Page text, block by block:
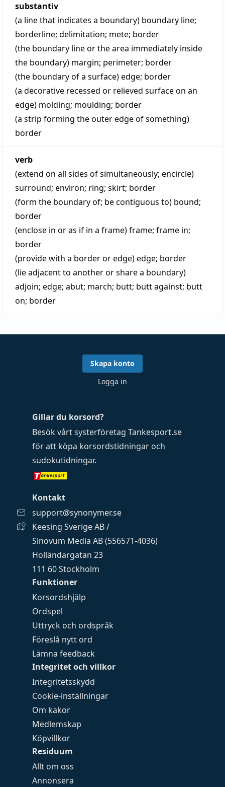
substantiv
(a line that indicates a boundary) boundary line;
borderline; delimitation; mete; border
(the boundary line or the area immediately inside
the boundary) margin; perimeter; border
(the boundary of a surface)edge; border
(a decorative recessed or relieved surface on an
edge) molding; moulding; border
(a strip forming the outer edge of something)
border
verb
(extend on all sides of simultaneously; encircle)
surround; environ; ring; skirt; border
(form the boundary of; be contiguous to) bound;
border
(enclose in or as if in a frame)frame; frame in;
border
(provide with a border or edge)edge; border
(lie adjacent to another or share a boundary)
adjoin; edge; abut; march; butt; butt against; butt
on; border
Funktioner
Korsordshjälp
Ordspel
Uttryck och ordspråk
Föreslå nytt ord
Lämna feedback
Integritet och villkor
Integritetsskydd
Cookie-inställningar
Om kakor
Medlemskap
Köpvillkor
Residuum
Allt om oss
Annonsera
Gillar du korsord?
Besök vårt systerföretag Tankesport.se
för att köpa korsordstidningar och
sudokutidningar.
Kontakt
support@synonymer.se
Keesing Sverige AB /
Sinovum Media AB (556571-4036)
Holländargatan 23
111 60 Stockholm
Skapa konto
Logga in